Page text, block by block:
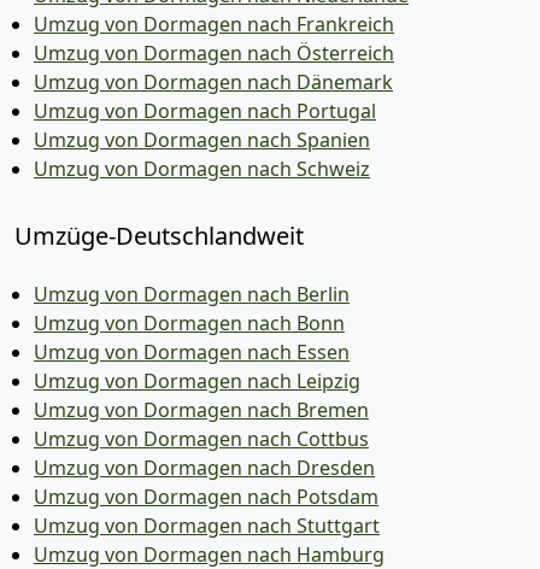
Umzug von Dormagen nach Frankreich
Umzug von Dormagen nach Österreich
Umzug von Dormagen nach Dänemark
Umzug von Dormagen nach Portugal
Umzug von Dormagen nach Spanien
Umzug von Dormagen nach Schweiz
Umzüge-Deutschlandweit
Umzug von Dormagen nach Berlin
Umzug von Dormagen nach Bonn
Umzug von Dormagen nach Essen
Umzug von Dormagen nach Leipzig
Umzug von Dormagen nach Bremen
Umzug von Dormagen nach Cottbus
Umzug von Dormagen nach Dresden
Umzug von Dormagen nach Potsdam
Umzug von Dormagen nach Stuttgart
Umzug von Dormagen nach Hamburg